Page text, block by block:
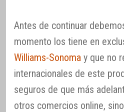
Antes de continuar
momento los tiene en
Williams-Sonoma y que no
internacionales de este
seguros de que más
otros comercios online,